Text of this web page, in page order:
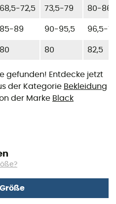
68,5-72,5 73,5-79 80-
85-89 90-95,5 96,5-
80 80 82,5
gefunden! Entdecke jetzt
der Kategorie Bekleidung
der Marke Black
Größe